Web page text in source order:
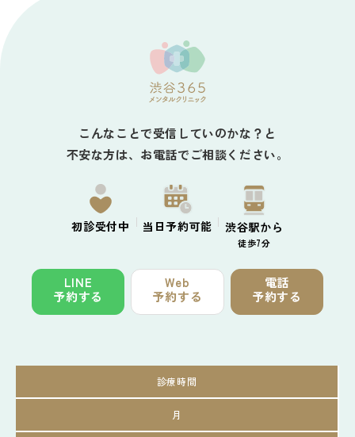
初診受付中 当日予約可能 渋谷駅から
徒歩7分
LINE
予約する
Web
予約する
電話
予約する
こんなことで受信していのかな？と
不安な方は、お電話でご相談ください。
診療時間
月